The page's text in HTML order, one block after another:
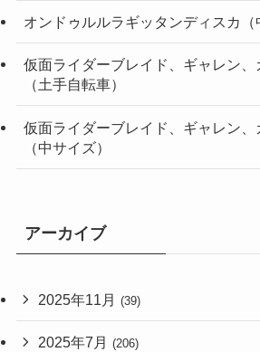
オンドゥルルラギッタンディスカ（
仮面ライダーブレイド、ギャレン
（土手自転車）
仮面ライダーブレイド、ギャレン
（中サイズ）
アーカイブ
2025年11月 (39)
2025年7月 (206)